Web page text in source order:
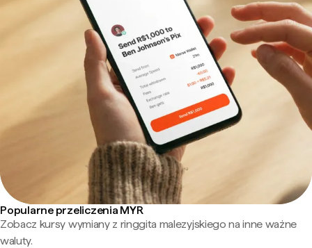
Popularne przeliczenia MYR
Zobacz kursy wymiany z ringgita malezyjskiego na inne ważne
waluty.